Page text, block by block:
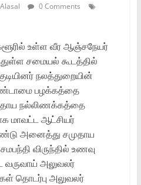
0 Comments
உள்ள வீர ஆஞ்சநேயர்
சமையல் கூடத்தில்
நலத்துறையின்
பழக்கத்தை
நல்லிணக்கத்தை
மாவட்ட ஆட்சியர்
அனைத்து சமுதாய
விருந்தில் உணவு
வருவாய் அலுவலர்
தொடர்பு அலுவலர்